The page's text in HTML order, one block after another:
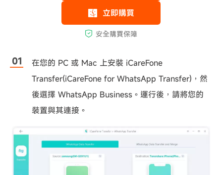
在您的 PC 或 Mac 上安裝 iCareFone
Transfer(iCareFone for WhatsApp Transfer)，然
後選擇 WhatsApp Business。運行後，請將您的
裝置與其連接。